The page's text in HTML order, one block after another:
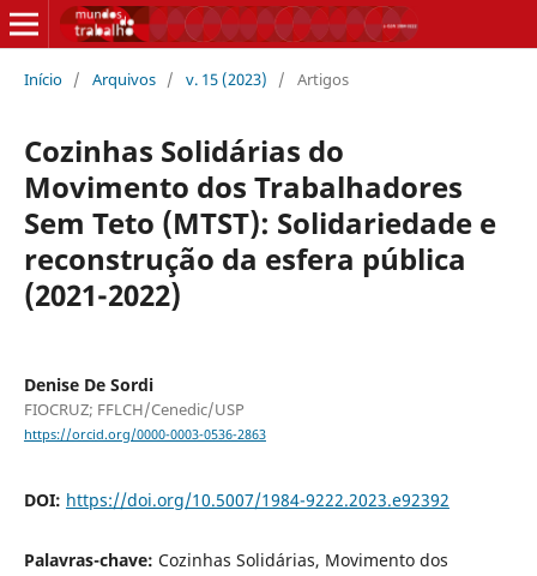
Início / Arquivos / v. 15 (2023) / Artigos
Cozinhas Solidárias do
Movimento dos Trabalhadores
Sem Teto (MTST): Solidariedade e
reconstrução da esfera pública
(2021-2022)
Denise De Sordi
FIOCRUZ; FFLCH/Cenedic/USP
https://orcid.org/0000-0003-0536-2863
DOI: https://doi.org/10.5007/1984-9222.2023.e92392
Palavras-chave: Cozinhas Solidárias, Movimento dos